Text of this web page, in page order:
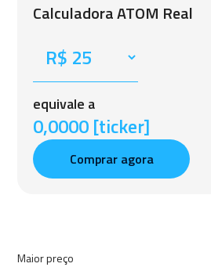
Calculadora ATOM Real
equivale a
0,0000 [ticker]
Comprar agora
Maior preço